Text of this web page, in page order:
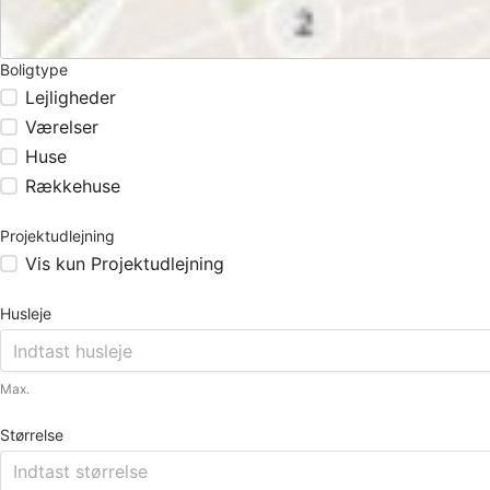
Boligtype
Lejligheder
Værelser
Huse
Rækkehuse
Projektudlejning
Vis kun Projektudlejning
Husleje
Max.
Størrelse